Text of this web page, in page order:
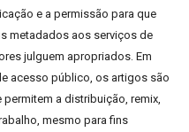
e a permissão para que
metadados aos serviços de
julguem apropriados. Em
acesso público, os artigos são
a distribuição, remix,
mesmo para fins